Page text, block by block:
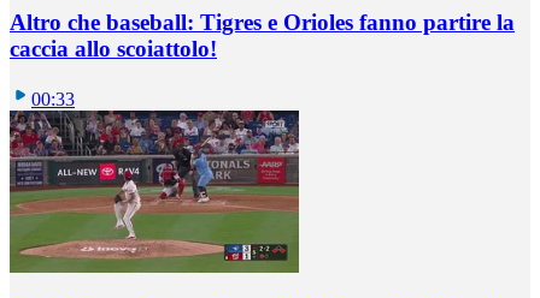
Altro che baseball: Tigres e Orioles fanno partire la
caccia allo scoiattolo!
00:33